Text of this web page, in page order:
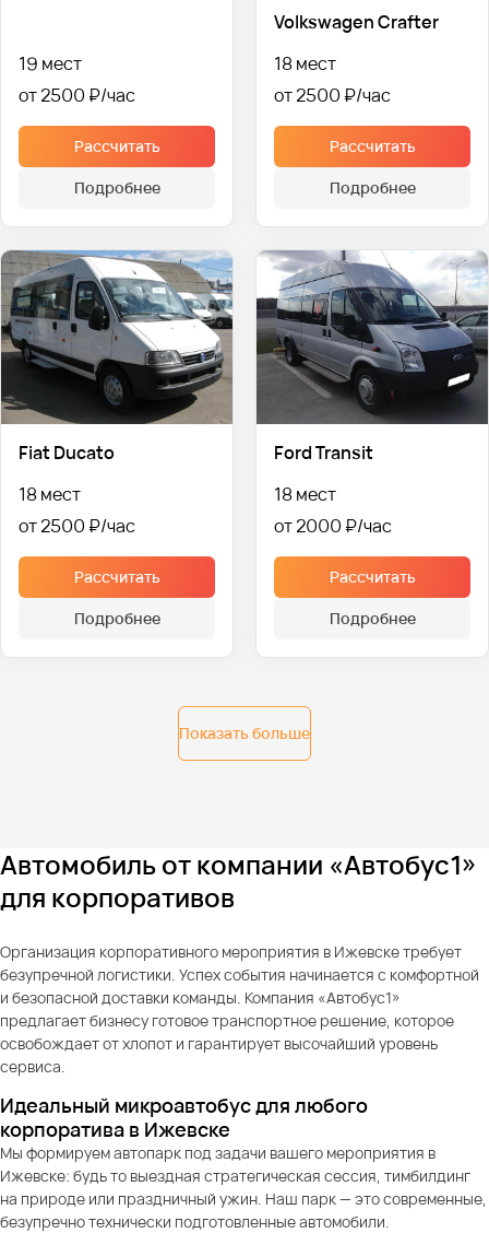
19 мест
от 2500 ₽
Рассчитать
Подробнее
Volkswagen Crafter
18 мест
от 2500 ₽
Рассчитать
Подробнее
Fiat Ducato
18 мест
от 2500 ₽
Рассчитать
Подробнее
Ford Transit
18 мест
от 2000 ₽
Рассчитать
Подробнее
Показать больше
Автомобиль от компании «Автобус1»
для корпоративов
Организация корпоративного мероприятия в Ижевске требует
безупречной логистики. Успех события начинается с комфортной
и безопасной доставки команды. Компания «Автобус1»
предлагает бизнесу готовое транспортное решение, которое
освобождает от хлопот и гарантирует высочайший уровень
сервиса.
Идеальный микроавтобус для любого
корпоратива в Ижевске
Мы формируем автопарк под задачи вашего мероприятия в
Ижевске: будь то выездная стратегическая сессия, тимбилдинг
на природе или праздничный ужин. Наш парк — это современные,
безупречно технически подготовленные автомобили.